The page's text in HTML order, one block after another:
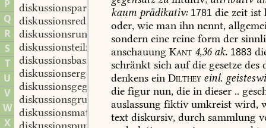
P
Q
R
S
T
U
V
W
X
diskussionspartner
m.
diskussionsredner
diskussionsrunde
diskussionsteilnehmer
m.
diskussionsbasis
diskussionsergebnis
n.
diskussionsgegenstand
m.
diskussionsgrundlage
f.
diskussionsmaterial
,
kaum prädikativ: 1781 die zeit ist
oder, wie man ihn nennt,
sondern eine reine form der
anschauung Kant 4,36ak. 1883
schränkt sich aufdie gesetze des
denkens ein Dilthey einl.
die figur nun, die in dieser ..
auslassung fiktivumkreist wird,
text diskursiv, durch sammlung